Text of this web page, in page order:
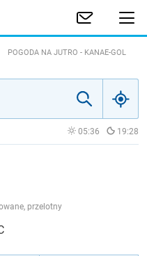
POGODA NA JUTRO - KANAE-GOL
05:36 19:28
przelotny